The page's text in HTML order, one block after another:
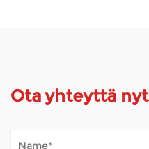
Ota yhteyttä nyt